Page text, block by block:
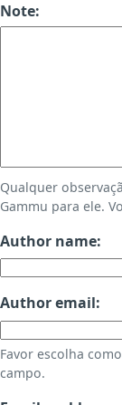
Note:
Qualquer
Gammu para ele.
Author name:
Author email:
Favor escolha
campo.